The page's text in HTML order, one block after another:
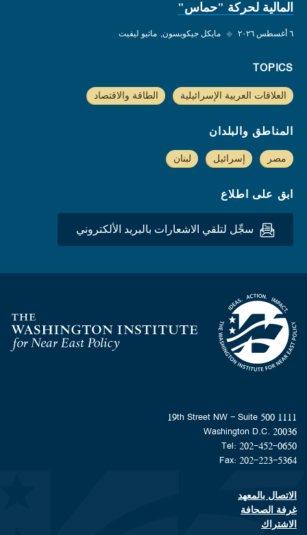
المالية لحركة "حماس"
٦ أغسطس ٢٠٢٦ ◆ مايكل جيكوبسون ماثيو ليفيت
TOPICS
العلاقات العربية الإسرائيلية الطاقة والاقتصاد
المناطق والبلدان
مصر إسرائيل لبنان
ابق على اطلاع
سجِّل لتلقي الاشعارات بالبريد الألكتروني
Homepage
1111 19th Street NW - Suite 500
Washington D.C. 20036
Tel: 202-452-0650
Fax: 202-223-5364
Footer contact links
الاتصال بالمعهد
غرفة الصحافة
الاشتراك